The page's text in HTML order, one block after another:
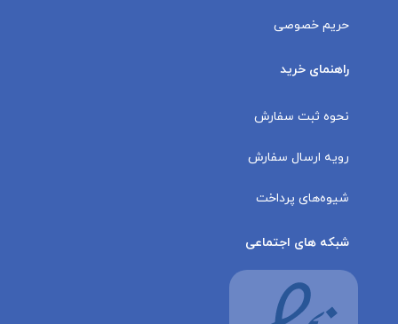
حریم خصوصی
راهنمای خرید
نحوه ثبت سفارش
رویه ارسال سفارش
شیوه‌های پرداخت
شبکه های اجتماعی